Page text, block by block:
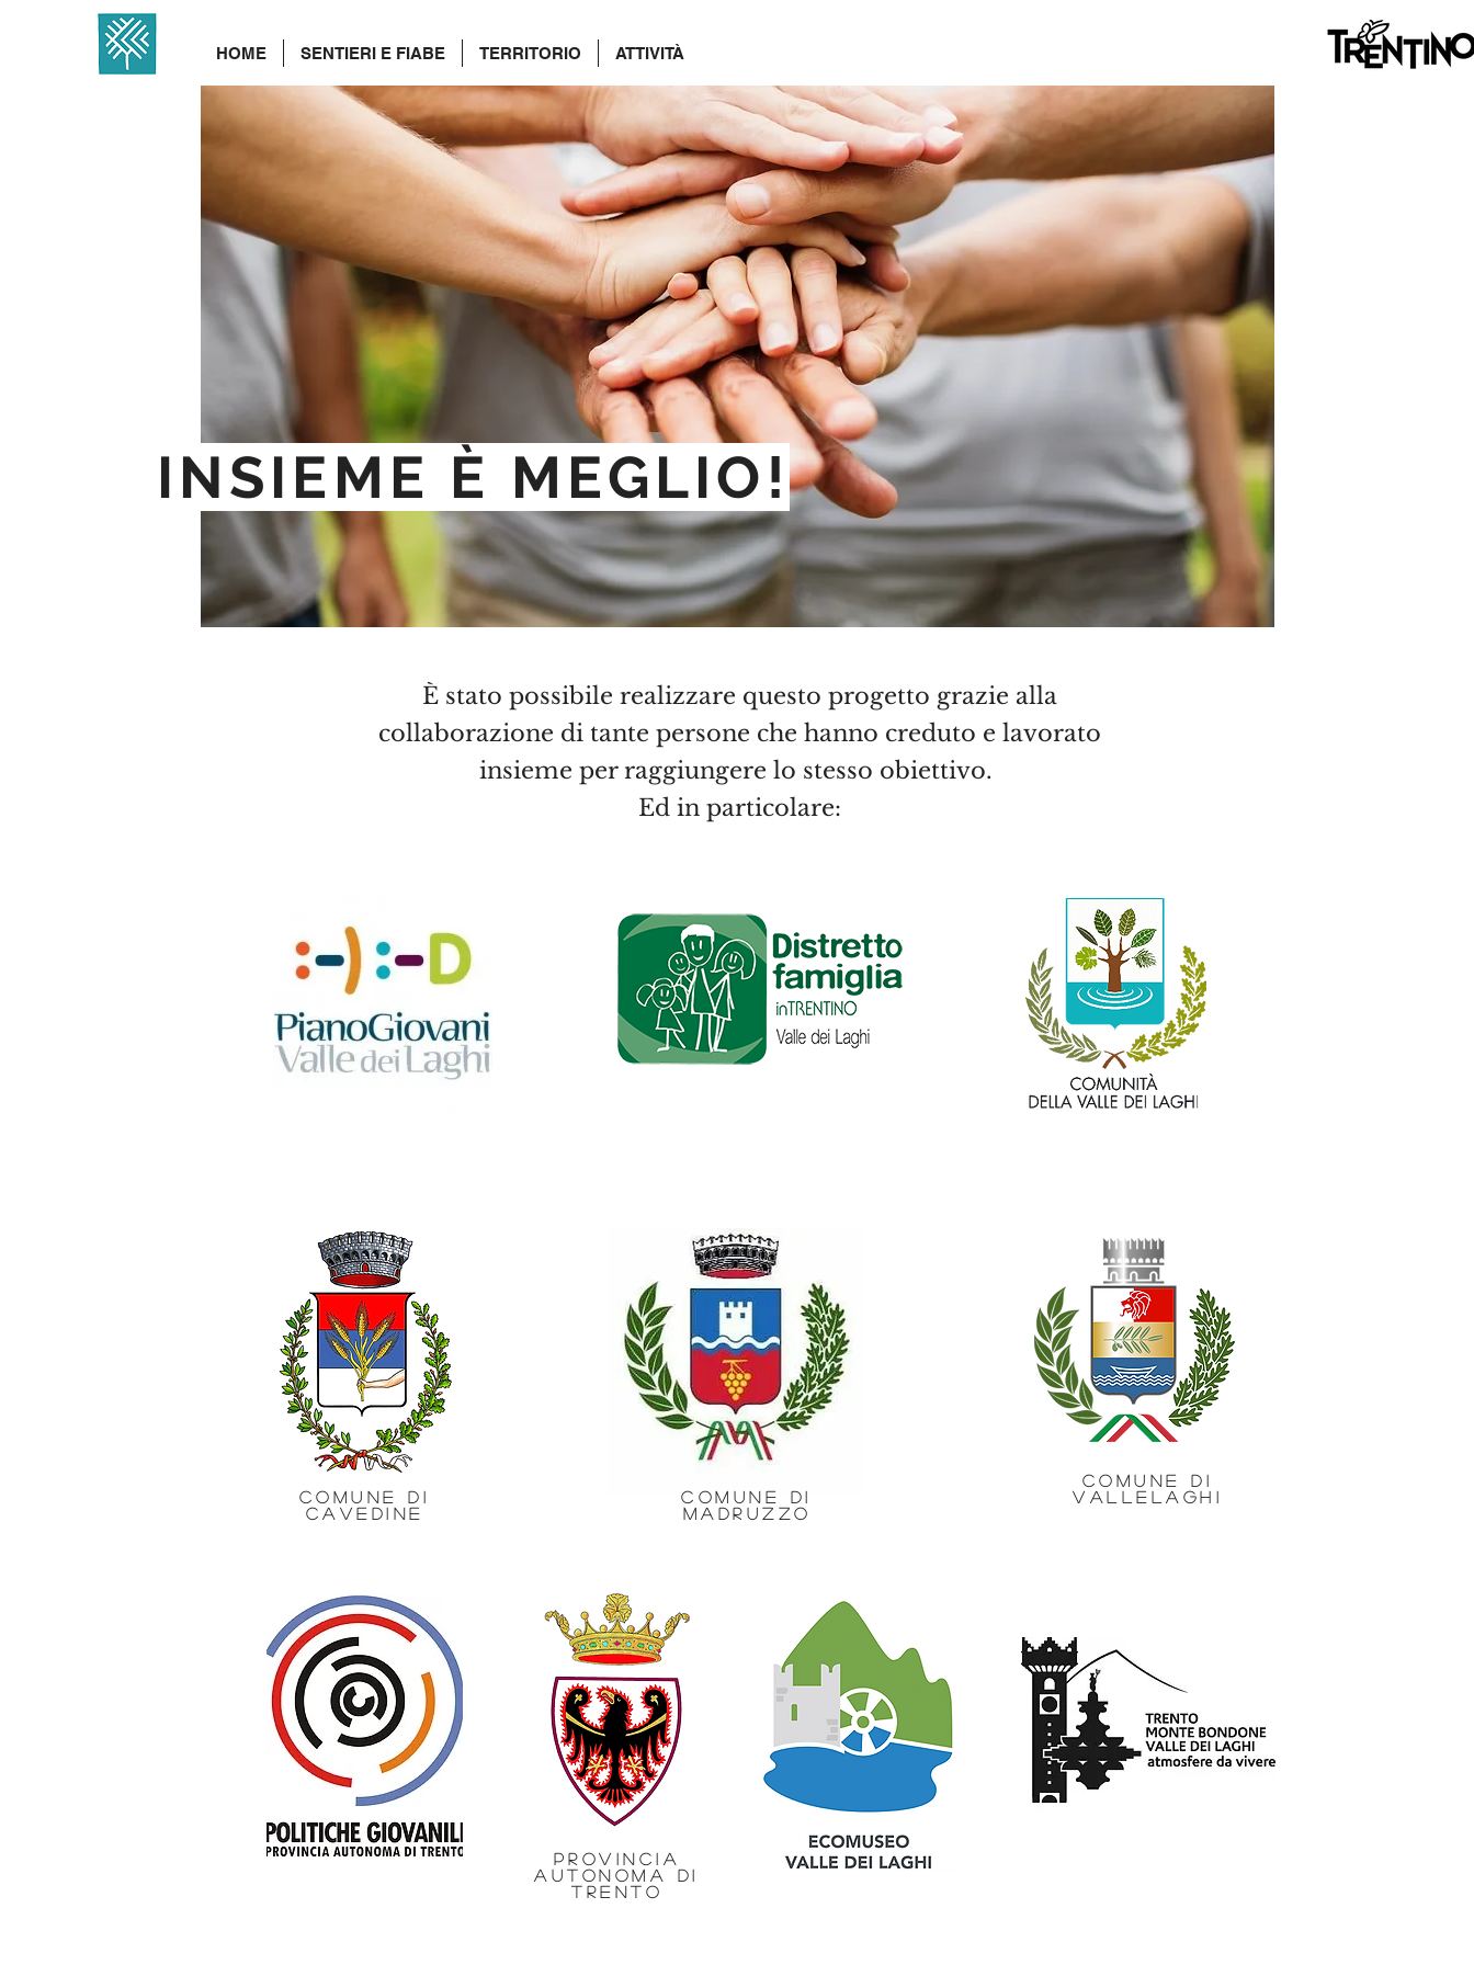
HOME SENTIERI E FIABE TERRITORIO ATTIVITÀ
INSIEME È MEGLIO!
È stato possibile realizzare questo progetto grazie alla
collaborazione di tante persone che hanno creduto e lavorato
insieme per raggiungere lo stesso obiettivo.
Ed in particolare:
COMUNE DI
CAVEDINE
COMUNE DI
MADRUZZO
COMUNE DI
VALLELAGHI
PROVINCIA
AUTONOMA DI
TRENTO